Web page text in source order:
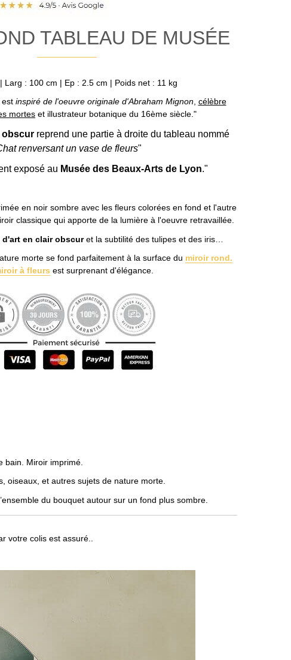
TABLEAU DE MUSÉE
Larg : 100 cm | Ep : 2.5 cm | Poids net : 11 kg
inspiré de l'oeuvre originale d'Abraham Mignon, célèbre
mortes et illustrateur botanique du 16ème siècle."
obscur reprend une partie à droite du tableau nommé
renversant un vase de fleurs"
exposé au Musée des Beaux-Arts de Lyon."
en noir sombre avec les fleurs colorées en fond et l'autre
classique qui apporte de la lumière à l'oeuvre retravaillée.
d'art en clair obscuret la subtilité des tulipes et des iris…
morte se fond parfaitement à la surface du miroir rond.
à fleurs est surprenant d'élégance.
bain. Miroir imprimé.
oiseaux, et autres sujets de nature morte.
du bouquet autour sur un fond plus sombre.
votre colis est assuré..